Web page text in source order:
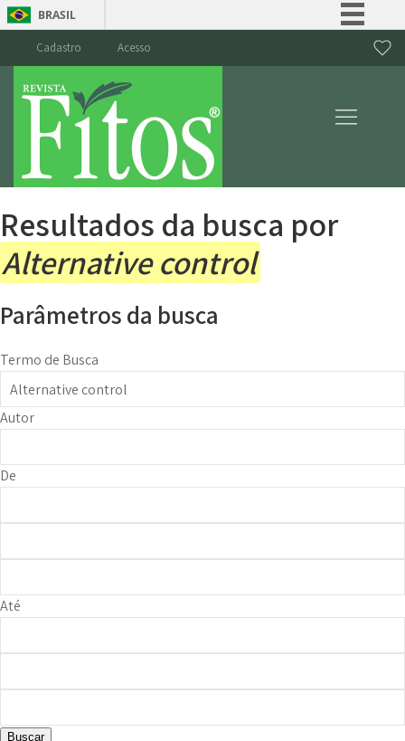
BRASIL
Canais
Cadastro Acesso
Resultados da busca por
Alternative control
Parâmetros da busca
Termo de Busca
Autor
De
Até
Buscar